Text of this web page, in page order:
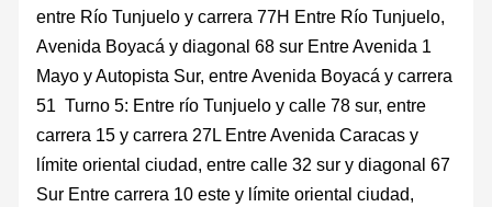
entre Río Tunjuelo y carrera 77H Entre Río Tunjuelo,
Avenida Boyacá y diagonal 68 sur Entre Avenida 1
Mayo y Autopista Sur, entre Avenida Boyacá y carrera
51 Turno 5: Entre río Tunjuelo y calle 78 sur, entre
carrera 15 y carrera 27L Entre Avenida Caracas y
límite oriental ciudad, entre calle 32 sur y diagonal 67
Sur Entre carrera 10 este y límite oriental ciudad,